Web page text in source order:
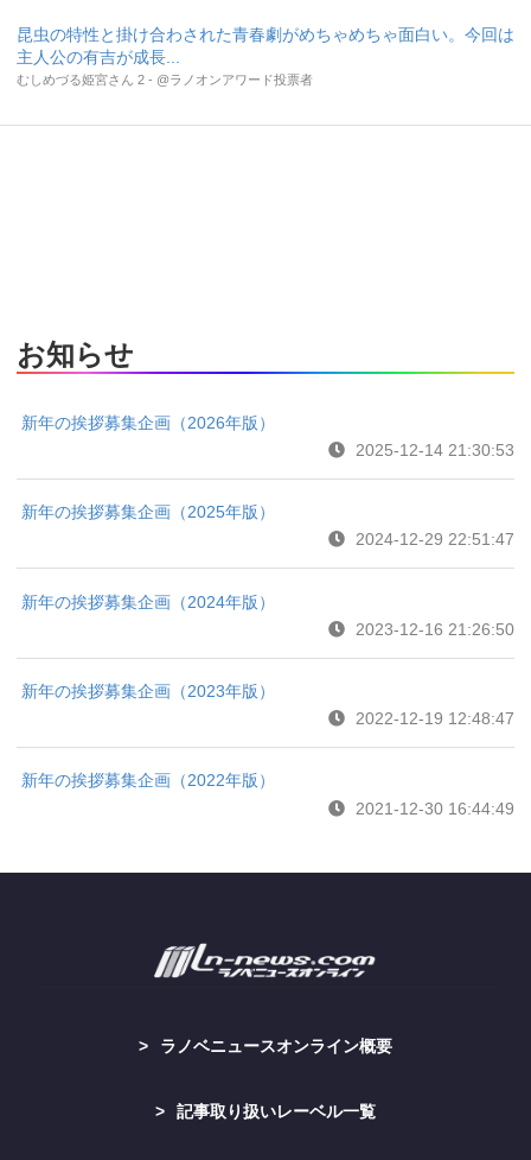
昆虫の特性と掛け合わされた青春劇がめちゃめちゃ面白い。今回は
主人公の有吉が成長...
むしめづる姫宮さん 2 - @ラノオンアワード投票者
お知らせ
新年の挨拶募集企画（2026年版）
2025-12-14 21:30:53
新年の挨拶募集企画（2025年版）
2024-12-29 22:51:47
新年の挨拶募集企画（2024年版）
2023-12-16 21:26:50
新年の挨拶募集企画（2023年版）
2022-12-19 12:48:47
新年の挨拶募集企画（2022年版）
2021-12-30 16:44:49
ラノベニュースオンライン概要
記事取り扱いレーベル一覧